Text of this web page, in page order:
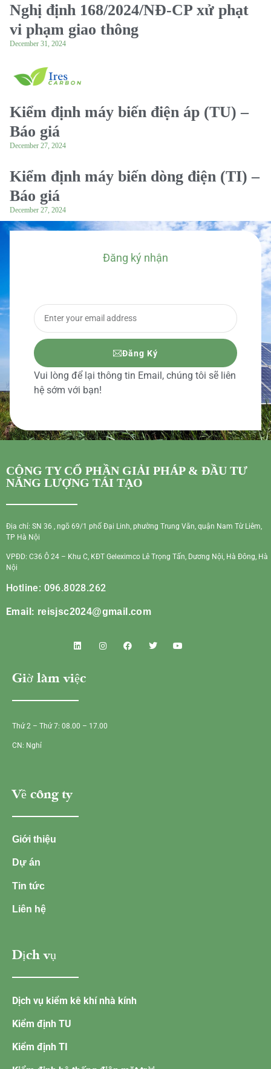
Nghị định 168/2024/NĐ-CP xử phạt
vi phạm giao thông
December 31, 2024
Kiểm định máy biến điện áp (TU) –
Báo giá
December 27, 2024
Kiểm định máy biến dòng điện (TI) –
Báo giá
December 27, 2024
Đăng ký nhận
Đăng Ký
Vui lòng để lại thông tin Email, chúng tôi sẽ liên
hệ sớm với bạn!
CÔNG TY CỔ PHẦN GIẢI PHÁP & ĐẦU TƯ
NĂNG LƯỢNG TÁI TẠO
Địa chỉ: SN 36 , ngõ 69/1 phố Đại Linh, phường Trung Văn, quận Nam Từ Liêm,
TP Hà Nội
VPĐD: C36 Ô 24 – Khu C, KĐT Geleximco Lê Trọng Tấn, Dương Nội, Hà Đông, Hà
Nội
Hotline: 096.8028.262
Email: reisjsc2024@gmail.com
Giờ làm việc
Thứ 2 – Thứ 7: 08.00 – 17.00
CN: Nghỉ
Về công ty
Giới thiệu
Dự án
Tin tức
Liên hệ
Dịch vụ
Dịch vụ kiểm kê khí nhà kính
Kiểm định TU
Kiểm định TI